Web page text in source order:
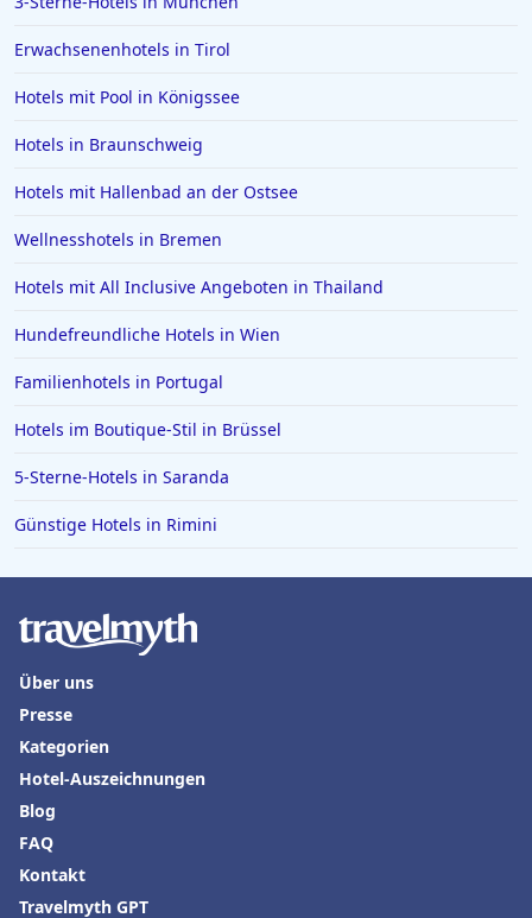
4-Sterne-Hotels in Cochem
4-Sterne-Hotels in Velden am Wörthersee
4-Sterne-Hotels in Würzburg
4-Sterne-Hotels in der Schweiz
4-Sterne-Hotels in Bad Hindelang
4-Sterne-Hotels in Titisee-Neustadt
4-Sterne-Hotels in Quedlinburg
Erwachsenenhotels in Tirol
Hotels mit Pool in Königssee
Hotels in Braunschweig
Hotels mit Hallenbad an der Ostsee
Wellnesshotels in Bremen
Hotels mit All Inclusive Angeboten in Thailand
Hundefreundliche Hotels in Wien
Familienhotels in Portugal
Hotels im Boutique-Stil in Brüssel
5-Sterne-Hotels in Saranda
Günstige Hotels in Rimini
Über uns
Presse
Kategorien
Hotel-Auszeichnungen
Blog
FAQ
Kontakt
Travelmyth GPT